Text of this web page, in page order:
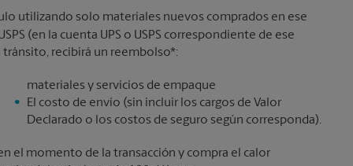
utilizando solo materiales nuevos comprados en ese
(en la cuenta UPS o USPS correspondiente de ese
recibirá un reembolso*:
materiales y servicios de empaque
El costo de envío (sin incluir los cargos de Valor
Declarado o los costos de seguro según corresponda).
el momento de la transacción y compra el calor